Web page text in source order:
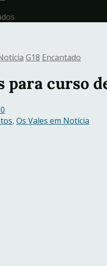
G18 Encantado
para curso
, Os Vales em Notícia